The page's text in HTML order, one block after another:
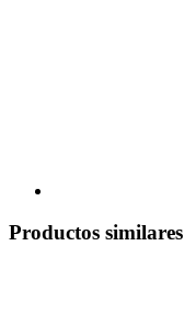
Productos similares